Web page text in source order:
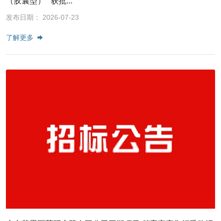
（胶囊型）” 获批...
发布日期： 2026-07-23
了解更多